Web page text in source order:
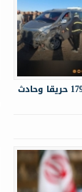
الدفاع المدني يستجيب لـ179 حريقا وحادث